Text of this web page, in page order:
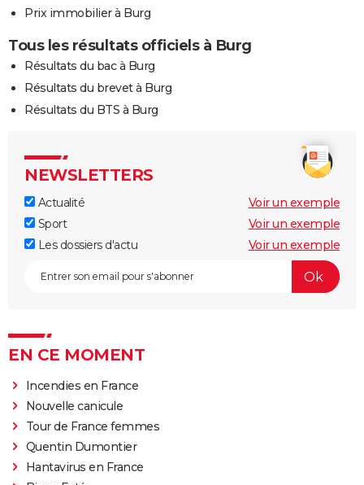
Prix immobilier à Burg
Tous les résultats officiels à Burg
Résultats du bac à Burg
Résultats du brevet à Burg
Résultats du BTS à Burg
NEWSLETTERS
Actualité
Voir un exemple
Sport
Voir un exemple
Les dossiers d'actu
Voir un exemple
EN CE MOMENT
Incendies en France
Nouvelle canicule
Tour de France femmes
Quentin Dumontier
Hantavirus en France